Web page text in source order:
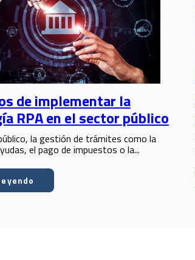
de implementar la
RPA en el sector público
la gestión de trámites como la
el pago de impuestos o la...